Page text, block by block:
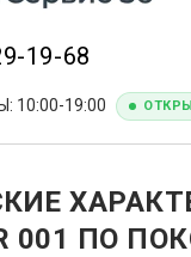
19-68
10:00-19:00
001 ПО